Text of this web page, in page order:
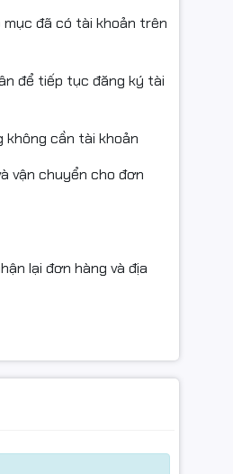
chính xác
và trung thực.
– rất phù hợp làm việc
mục đã có tài khoản trên
để tiếp tục đăng ký tài
không cần tài khoản
vận chuyển cho đơn
lại đơn hàng và địa